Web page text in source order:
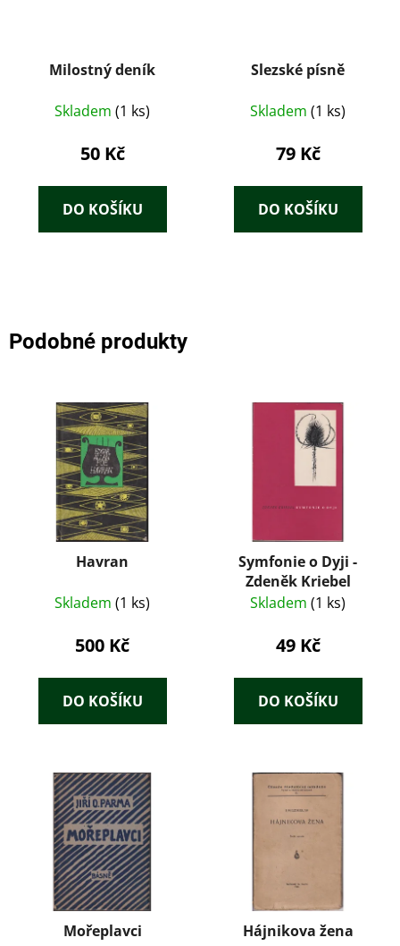
Milostný deník
Skladem (1 ks)
50 Kč
DO KOŠÍKU
Slezské písně
Skladem (1 ks)
79 Kč
DO KOŠÍKU
Podobné produkty
Havran
Skladem (1 ks)
500 Kč
DO KOŠÍKU
Symfonie o Dyji -
Zdeněk Kriebel
Skladem (1 ks)
49 Kč
DO KOŠÍKU
Mořeplavci Hájnikova žena